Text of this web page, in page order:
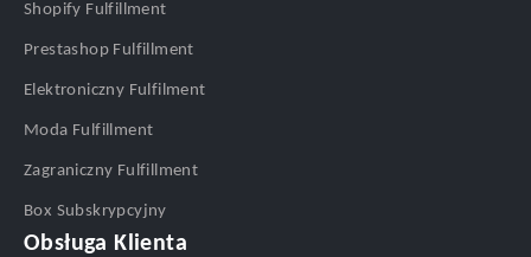
Shopify Fulfillment
Prestashop Fulfillment
Elektroniczny Fulfilment
Moda Fulfillment
Zagraniczny Fulfillment
Box Subskrypcyjny
Obsługa Klienta